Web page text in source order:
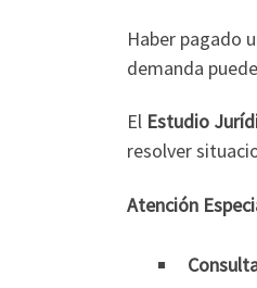
Haber pagado
demanda
El Estudio
resolver
Atención